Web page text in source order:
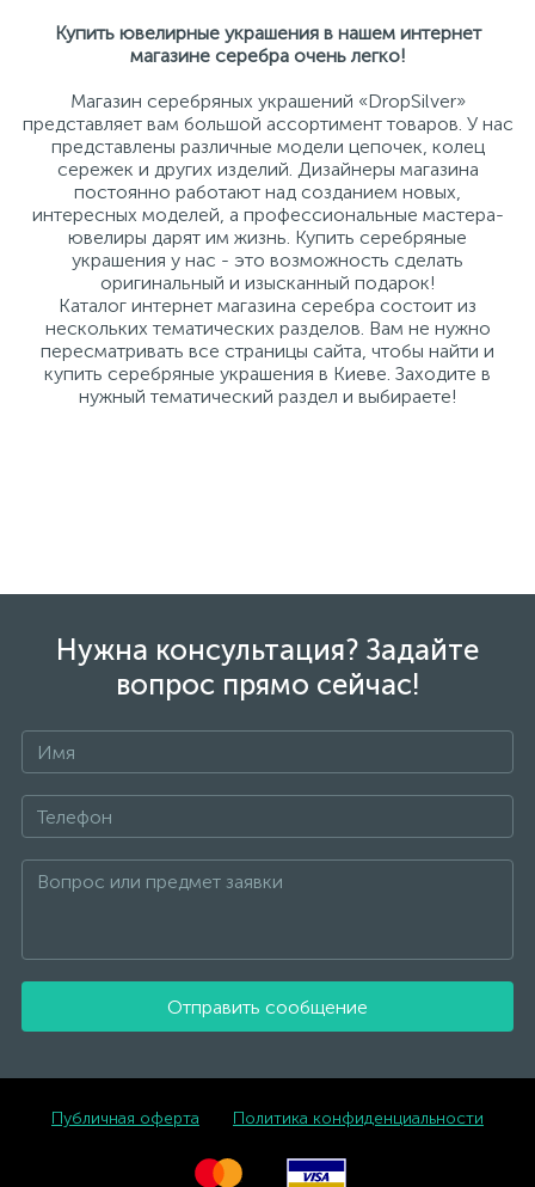
Купить ювелирные украшения в нашем интернет
магазине серебра очень легко!
Магазин серебряных украшений «DropSilver»
представляет вам большой ассортимент товаров. У нас
представлены различные модели цепочек, колец
сережек и других изделий. Дизайнеры магазина
постоянно работают над созданием новых,
интересных моделей, а профессиональные мастера-
ювелиры дарят им жизнь. Купить серебряные
украшения у нас - это возможность сделать
оригинальный и изысканный подарок!
Каталог интернет магазина серебра состоит из
нескольких тематических разделов. Вам не нужно
пересматривать все страницы сайта, чтобы найти и
купить серебряные украшения в Киеве. Заходите в
нужный тематический раздел и выбираете!
Нужна консультация? Задайте
вопрос прямо сейчас!
Отправить сообщение
Публичная оферта Политика конфиденциальности